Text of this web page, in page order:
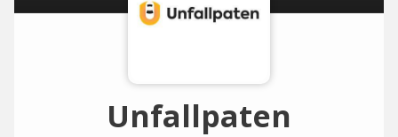
Unfallpaten